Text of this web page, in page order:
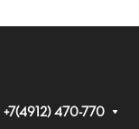
+7(4912) 470-770